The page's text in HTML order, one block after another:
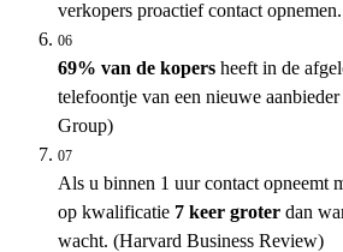
verkopers proactief contact
06
69% van de kopers heeft in de
telefoontje van een nieuwe
Group)
07
Als u binnen 1 uur contact opneemt
op kwalificatie 7 keer groter dan
wacht. (Harvard Business Review)